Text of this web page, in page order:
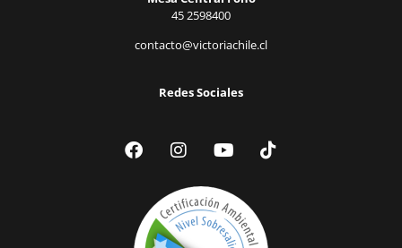
45 2598400
contacto@victoriachile.cl
Redes Sociales